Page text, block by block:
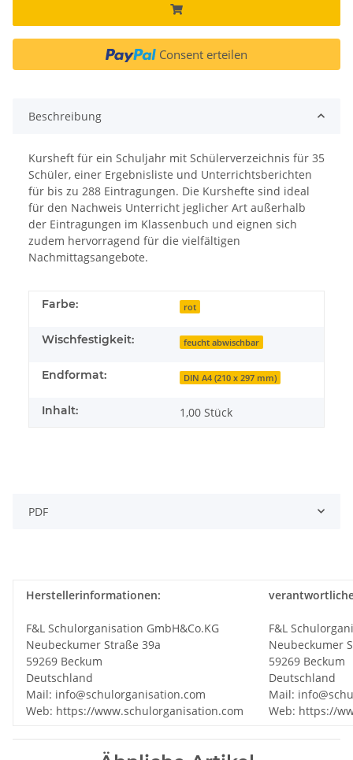
Consent erteilen
Beschreibung
Kursheft für ein Schuljahr mit Schülerverzeichnis für 35
Schüler, einer Ergebnisliste und Unterrichtsberichten
für bis zu 288 Eintragungen. Die Kurshefte sind ideal
für den Nachweis Unterricht jeglicher Art außerhalb
der Eintragungen im Klassenbuch und eignen sich
zudem hervorragend für die vielfältigen
Nachmittagsangebote.
Farbe: rot
Wischfestigkeit: feucht abwischbar
Endformat: DIN A4 (210 x 297 mm)
Inhalt: 1,00 Stück
PDF
Herstellerinformationen:
F&L Schulorganisation GmbH&Co.KG
Neubeckumer Straße 39a
59269 Beckum
Deutschland
Mail: info@schulorganisation.com
Web: https://www.schulorganisation.com
F&L
Neubeckumer
59269 Beckum
Deutschland
Mail:
Web: https://